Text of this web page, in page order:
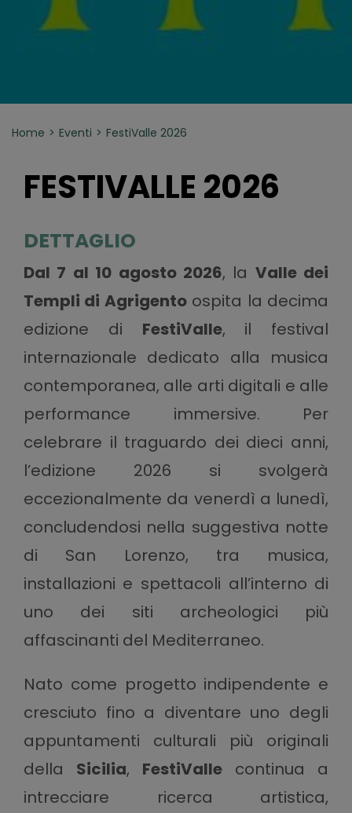
Home Eventi FestiValle 2026
FESTIVALLE 2026
DETTAGLIO
Dal 7 al 10 agosto 2026, la Valle dei
Templi di Agrigentoospita la decima
edizione di FestiValle, il festival
internazionale dedicato alla musica
contemporanea, alle arti digitali e alle
performance immersive. Per
celebrare il traguardo dei dieci anni,
l’edizione 2026 si svolgerà
eccezionalmente da venerdì a lunedì,
concludendosi nella suggestiva notte
di San Lorenzo, tra musica,
installazioni e spettacoli all’interno di
uno dei siti archeologici più
affascinanti del Mediterraneo.
Nato come progetto indipendente e
cresciuto fino a diventare uno degli
appuntamenti culturali più originali
della Sicilia, FestiValle continua a
intrecciare ricerca artistica,